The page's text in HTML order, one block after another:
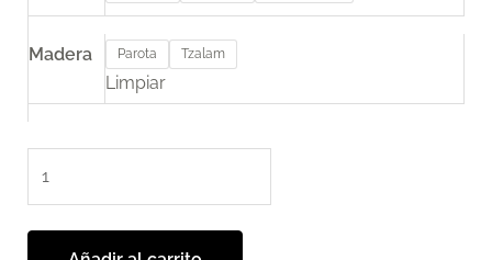
Madera Parota Tzalam
Limpiar